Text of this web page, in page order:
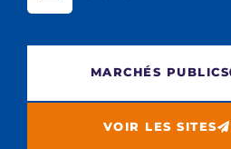
MARCHÉS PUBLICS
VOIR LES SITES